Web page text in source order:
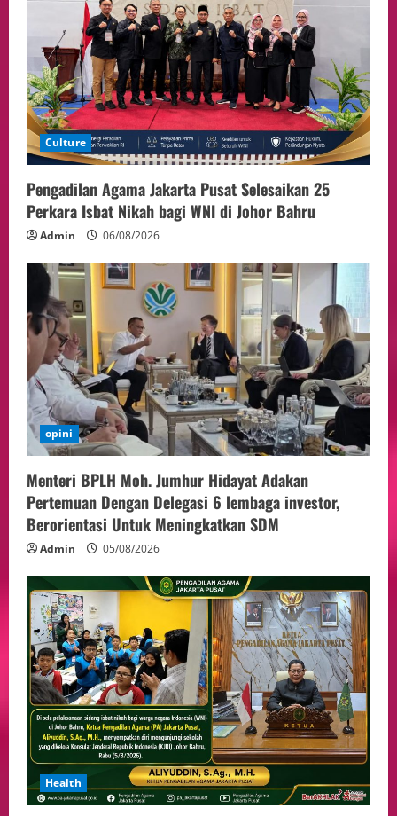
5
Politik
Presiden Prabowo dan PM Thailand
Sepakat Perkuat Stabilitas ketahan
ASEAN Melalui Penguatan Kerjasama
Kedua Negara.
04/08/2026
Culture
Pengadilan Agama Jakarta Pusat Selesaikan 25
Perkara Isbat Nikah bagi WNI di Johor Bahru
Admin 06/08/2026
opini
Menteri BPLH Moh. Jumhur Hidayat Adakan
Pertemuan Dengan Delegasi 6 lembaga investor,
Berorientasi Untuk Meningkatkan SDM
Admin 05/08/2026
Health